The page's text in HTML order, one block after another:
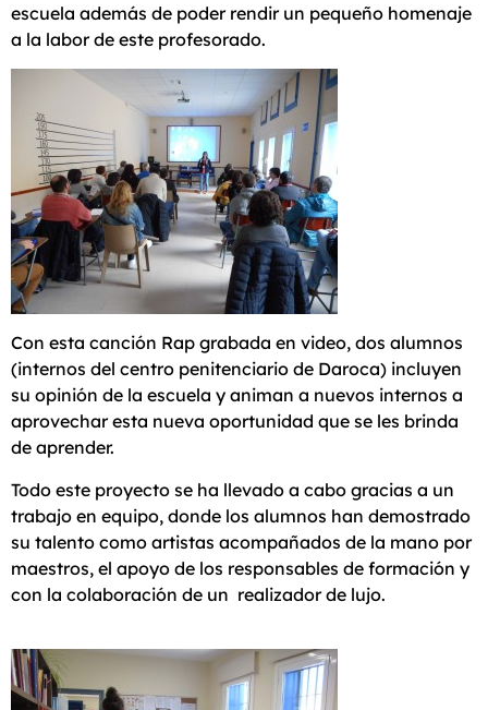
escuela además de poder rendir un pequeño homenaje
a la labor de este profesorado.
Con esta canción Rap grabada en video, dos alumnos
(internos del centro penitenciario de Daroca) incluyen
su opinión de la escuela y animan a nuevos internos a
aprovechar esta nueva oportunidad que se les brinda
de aprender.
Todo este proyecto se ha llevado a cabo gracias a un
trabajo en equipo, donde los alumnos han demostrado
su talento como artistas acompañados de la mano por
maestros, el apoyo de los responsables de formación y
con la colaboración de un realizador de lujo.